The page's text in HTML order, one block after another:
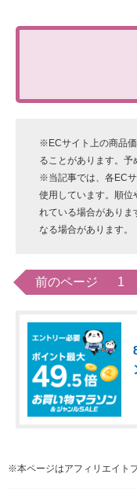
※ECサイト上の商品
ることがあります。予
※当記事では、各EC
使用しています。順位
れている場合がありま
なる場合があります。
前のページ 1
※本ページはアフィリエイト